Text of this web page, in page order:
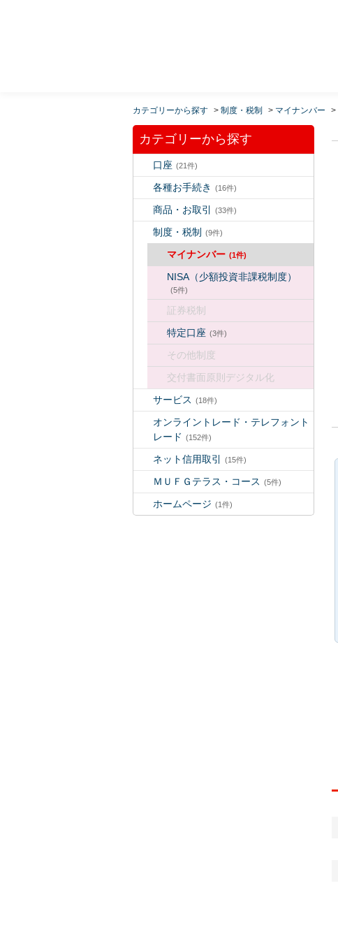
カテゴリーから探す > 制度・税制 > マイナンバー >
カテゴリーから探す
口座 (21件)
各種お手続き (16件)
商品・お取引 (33件)
制度・税制 (9件)
マイナンバー (1件)
NISA（少額投資非課税制度）
(5件)
証券税制
特定口座 (3件)
その他制度
交付書面原則デジタル化
サービス (18件)
オンライントレード・テレフォント
レード (152件)
ネット信用取引 (15件)
ＭＵＦＧテラス・コース (5件)
ホームページ (1件)